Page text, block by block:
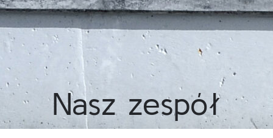
Nasz zespół